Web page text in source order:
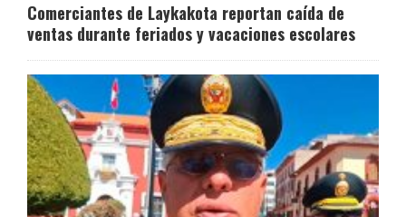
Comerciantes de Laykakota reportan caída de
ventas durante feriados y vacaciones escolares